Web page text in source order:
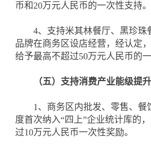
币和20万元人民币的一次性支持。
4、支持米其林餐厅、黑珍珠
品牌在商务区设店经营，经认定
给予最高不超过50万元人民币的一
（五）支持消费产业能级提升
1、商务区内批发、零售、餐
度首次纳入“四上”企业统计库的
过10万元人民币一次性奖励。